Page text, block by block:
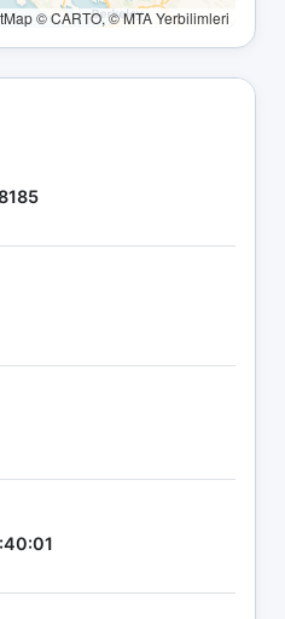
© CARTO, © MTA Yerbilimleri